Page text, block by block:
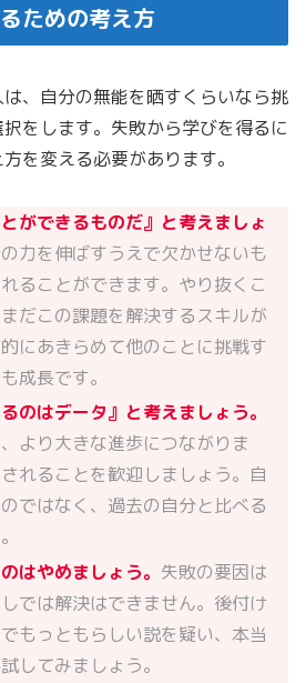
ための考え方
、自分の無能を晒すくらいなら挑
をします。失敗から学びを得るに
を変える必要があります。
ができるものだ』と考えましょ
力を伸ばすうえで欠かせないも
ることができます。やり抜くこ
だこの課題を解決するスキルが
にあきらめて他のことに挑戦す
成長です。
のはデータ』と考えましょう。
より大きな進歩につながりま
れることを歓迎しましょう。自
ではなく、過去の自分と比べる
はやめましょう。 失敗の要因は
では解決はできません。後付け
もっともらしい説を疑い、本当
してみましょう。